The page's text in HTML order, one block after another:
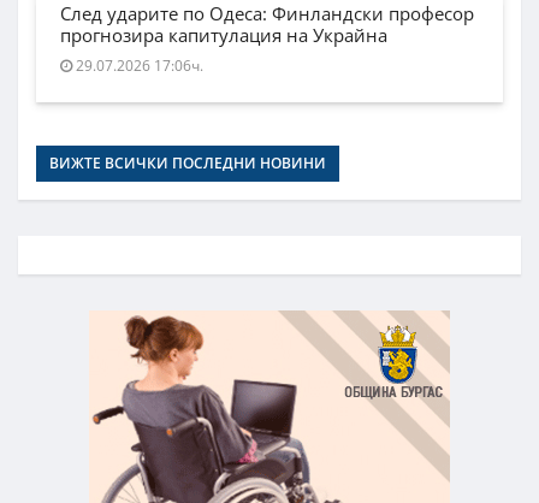
След ударите по Одеса: Финландски професор
прогнозира капитулация на Украйна
29.07.2026 17:06ч.
ВИЖТЕ ВСИЧКИ ПОСЛЕДНИ НОВИНИ